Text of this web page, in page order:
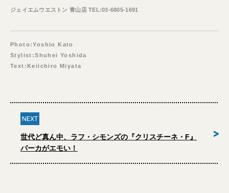
ジェイエムウエストン 青山店 TEL:03-6805-1691
Photo:Yoshio Kato
Stylist:Shuhei Yoshida
Text:Keiichiro Miyata
NEXT
世代ど真ん中、ラフ・シモンズの『クリスチーネ・F』
パーカがエモい！
>